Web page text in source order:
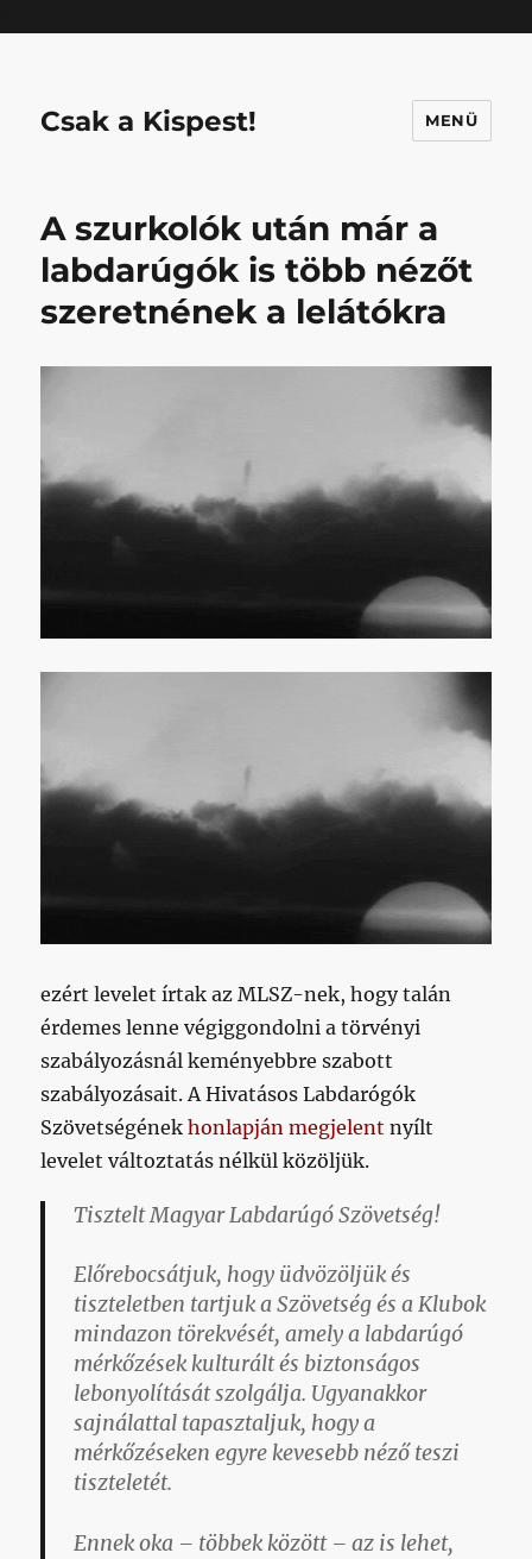
Csak a Kispest! MENÜ
A szurkolók után már a
labdarúgók is több nézőt
szeretnének a lelátókra
ezért levelet írtak az MLSZ-nek, hogy talán
érdemes lenne végiggondolni a törvényi
szabályozásnál keményebbre szabott
szabályozásait. A Hivatásos Labdarógók
Szövetségénekhonlapján megjelent nyílt
levelet változtatás nélkül közöljük.
Tisztelt Magyar Labdarúgó Szövetség!
Előrebocsátjuk, hogy üdvözöljük és
tiszteletben tartjuk a Szövetség és a Klubok
mindazon törekvését, amely a labdarúgó
mérkőzések kulturált és biztonságos
lebonyolítását szolgálja. Ugyanakkor
sajnálattal tapasztaljuk, hogy a
mérkőzéseken egyre kevesebb néző teszi
tiszteletét.
Ennek oka – többek között – az is lehet,